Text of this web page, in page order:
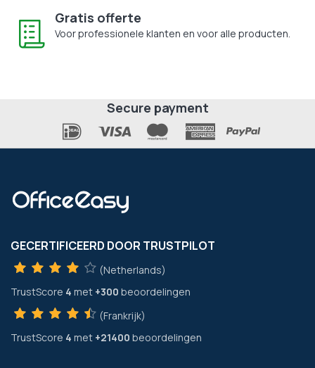
Gratis offerte
Voor professionele klanten en voor alle producten.
Secure payment
GECERTIFICEERD DOOR TRUSTPILOT
(Netherlands)
TrustScore 4 met +300 beoordelingen
(Frankrijk)
TrustScore 4 met +21400 beoordelingen